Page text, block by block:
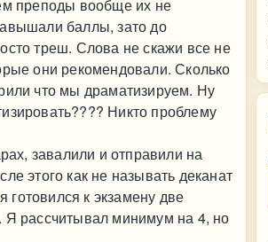
преподы вообще их не
баллы, зато до
треш. Слова не скажи все не
они рекомендовали. Сколько
что мы драматизируем. Ну
Никто проблему
завалили и отправили на
этого как не называть деканат
к экзамену две
Я рассчитывал минимум на 4, но